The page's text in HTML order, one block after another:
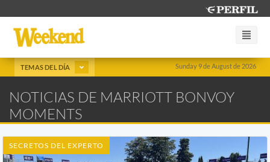
Sunday 9 de August de 2026
TEMAS DEL DÍA
NOTICIAS DE MARRIOTT BONVOY
MOMENTS
SECRETOS DEL EXPERTO